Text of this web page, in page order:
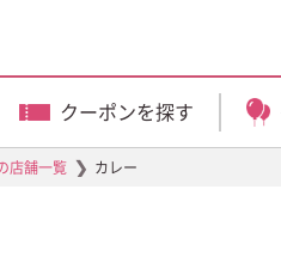
クーポンを探す
店舗一覧 ❯ カレー